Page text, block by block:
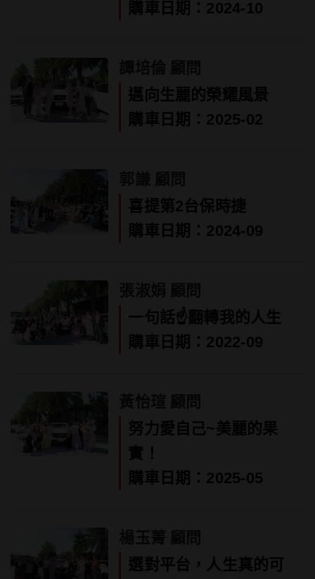
購車日期：2024-10
邁向生麗的榮耀風景
購車日期：2025-02
喜提第2台保時捷
購車日期：2024-09
一句話☝️翻轉我的人生
購車日期：2022-09
努力愛自己~美麗的果
實！
購車日期：2025-05
選對平台，人生真的可